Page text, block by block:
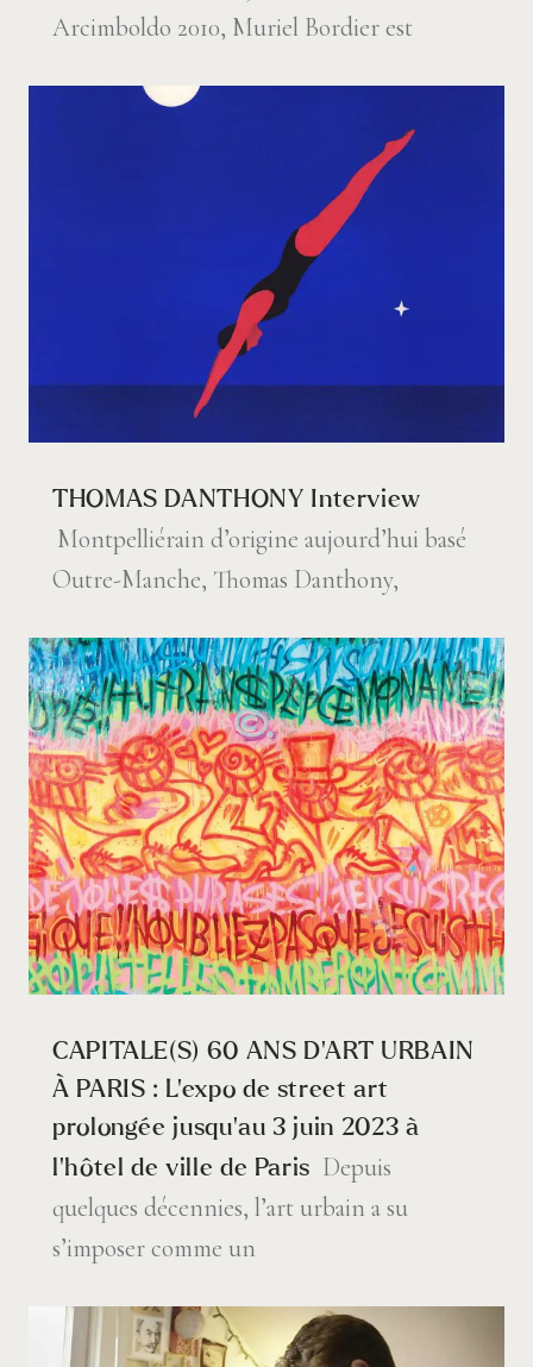
Arcimboldo 2010, Muriel Bordier est
THOMAS DANTHONY Interview
Montpelliérain d’origine aujourd’hui basé
Outre-Manche, Thomas Danthony,
CAPITALE(S) 60 ANS D’ART URBAIN
À PARIS : L’expo de street art
prolongée jusqu’au 3 juin 2023 à
l’hôtel de ville de Paris Depuis
quelques décennies, l’art urbain a su
s’imposer comme un